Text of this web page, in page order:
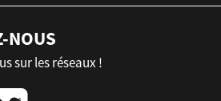
NOUS
sur les réseaux !